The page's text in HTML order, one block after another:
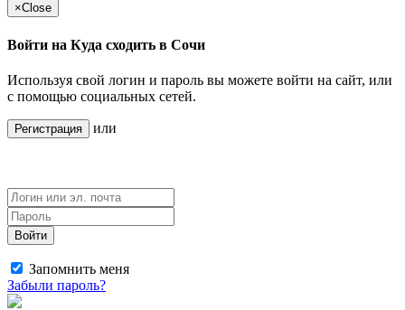
×Close
Войти на Куда сходить в Сочи
Используя свой логин и пароль вы можете войти на сайт, или
с помощью социальных сетей.
Регистрация или
Войти
Запомнить меня
Забыли пароль?